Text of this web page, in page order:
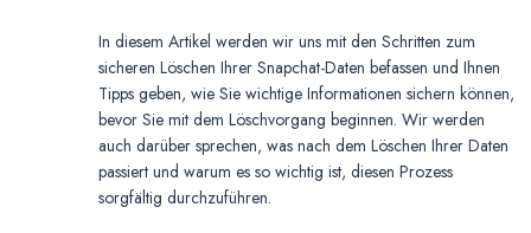
In diesem Artikel werden wir uns mit den Schritten zum
sicheren Löschen Ihrer Snapchat-Daten befassen und Ihnen
Tipps geben, wie Sie wichtige Informationen sichern können,
bevor Sie mit dem Löschvorgang beginnen. Wir werden
auch darüber sprechen, was nach dem Löschen Ihrer Daten
passiert und warum es so wichtig ist, diesen Prozess
sorgfältig durchzuführen.